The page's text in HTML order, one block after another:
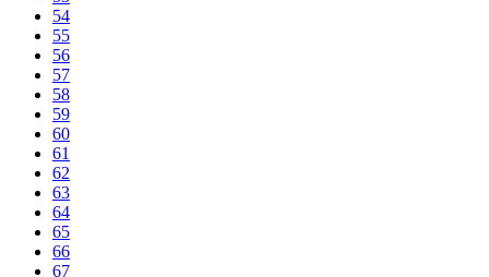
54
55
56
57
58
59
60
61
62
63
64
65
66
67